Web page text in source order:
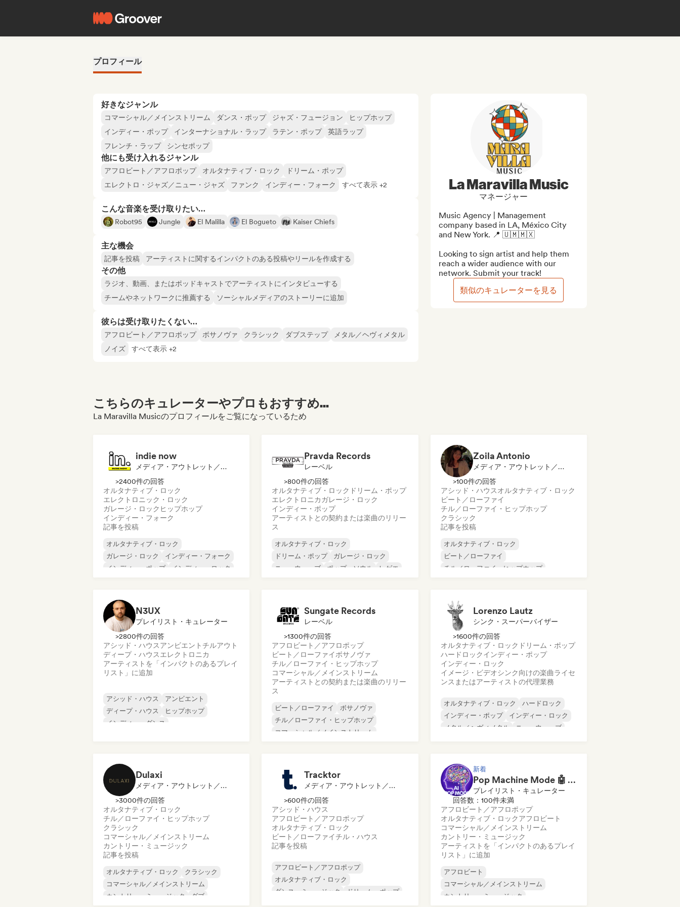
プロフィール
好きなジャンル
コマーシャル／メインストリーム ダンス・ポップ ジャズ・フュージョン
ヒップホップ
インディー・ポップ
インターナショナル・ラップ ラテン・ポップ
英語ラップ
フレンチ・ラップ
シンセポップ
他にも受け入れるジャンル
アフロビート／アフロポップ オルタナティブ・ロック
ドリーム・ポップ
エレクトロ・ジャズ／ニュー・ジャズ
ファンク インディー・フォーク すべて表示 +2
こんな音楽を受け取りたい…
Robot95 Jungle El Malilla El Bogueto Kaiser Chiefs
主な機会
記事を投稿 アーティストに関するインパクトのある投稿やリールを作成する
その他
ラジオ、動画、またはポッドキャストでアーティストにインタビューする
チームやネットワークに推薦する
ソーシャルメディアのストーリーに追加
彼らは受け取りたくない…
アフロビート／アフロポップ ボサノヴァ クラシック ダブステップ
メタル／ヘヴィメタル
ノイズ
すべて表示 +2
La Maravilla Music
マネージャー
Music Agency | Management
company based in LA, México City
and New York. 📍 🇺🇲🇲🇽
Looking to sign artist and help them
reach a wider audience with our
network. Submit your track!
類似のキュレーターを見る
こちらのキュレーターやプロもおすすめ...
La Maravilla Musicのプロフィールをご覧になっているため
indie now
メディア・アウトレット／ジャーナリスト
>2400件の回答
オルタナティブ・ロック
エレクトロニック・ロック
ガレージ・ロック ヒップホップ
インディー・フォーク
記事を投稿
オルタナティブ・ロック
ガレージ・ロック
インディー・フォーク
インディー・ポップ
インディー・ロック
Pravda Records
レーベル
>800件の回答
オルタナティブ・ロック ドリーム・ポップ
エレクトロニカガレージ・ロック
インディー・ポップ
アーティストとの契約または楽曲のリリー
ス
オルタナティブ・ロック
ドリーム・ポップ
ガレージ・ロック
ニューウェーブ
ポップ・ソウル
レゲエ
Zoila Antonio
メディア・アウトレット／ジャーナリスト
>100件の回答
アシッド・ハウスオルタナティブ・ロック
ビート／ローファイ
チル／ローファイ・ヒップホップ
クラシック
記事を投稿
オルタナティブ・ロック
ビート／ローファイ
チル／ローファイ・ヒップホップ
ドリーム・ポップ
N3UX
プレイリスト・キュレーター
>2800件の回答
アシッド・ハウスアンビエント チルアウト
ディープ・ハウスエレクトロニカ
アーティストを「インパクトのあるプレイ
リスト」に追加
アシッド・ハウス
アンビエント
ディープ・ハウス
ヒップホップ
インディー・ダンス
Sungate Records
レーベル
>1300件の回答
アフロビート／アフロポップ
ビート／ローファイボサノヴァ
チル／ローファイ・ヒップホップ
コマーシャル／メインストリーム
アーティストとの契約または楽曲のリリー
ス
ビート／ローファイ
ボサノヴァ
チル／ローファイ・ヒップホップ
コマーシャル／メインストリーム
Lorenzo Lautz
シンク・スーパーバイザー
>1600件の回答
オルタナティブ・ロック ドリーム・ポップ
ハードロックインディー・ポップ
インディー・ロック
イメージ・ビデオシンク向けの楽曲ライセ
ンスまたはアーティストの代理業務
オルタナティブ・ロック
ハードロック
インディー・ポップ
インディー・ロック
メタル／ヘヴィメタル
ニューウェーブ
Dulaxi
メディア・アウトレット／ジャーナリスト
>3000件の回答
オルタナティブ・ロック
チル／ローファイ・ヒップホップ
クラシック
コマーシャル／メインストリーム
カントリー・ミュージック
記事を投稿
オルタナティブ・ロック
クラシック
コマーシャル／メインストリーム
カントリー・ミュージック
ダブ
Tracktor
メディア・アウトレット／ジャーナリスト
>600件の回答
アシッド・ハウス
アフロビート／アフロポップ
オルタナティブ・ロック
ビート／ローファイチル・ハウス
記事を投稿
アフロビート／アフロポップ
オルタナティブ・ロック
ダンス・ミュージック
ドリーム・ポップ
新着
Pop Machine Mode 🤖 AI Music, Indie Pop & Dream Pop
プレイリスト・キュレーター
回答数：100件未満
アフロビート／アフロポップ
オルタナティブ・ロックアフロビート
コマーシャル／メインストリーム
カントリー・ミュージック
アーティストを「インパクトのあるプレイ
リスト」に追加
アフロビート
コマーシャル／メインストリーム
カントリー・ミュージック